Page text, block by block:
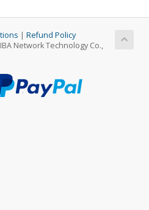
| Refund Policy
Network Technology Co.,